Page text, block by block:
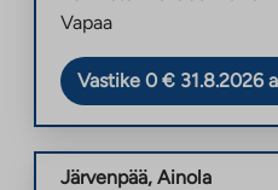
Vapaa
Vastike 0 € 31.8.2026
Järvenpää, Ainola